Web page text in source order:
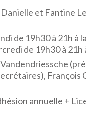
et Fantine
de 19h30 à 21h à
de 19h30 à 21h
François
annuelle +